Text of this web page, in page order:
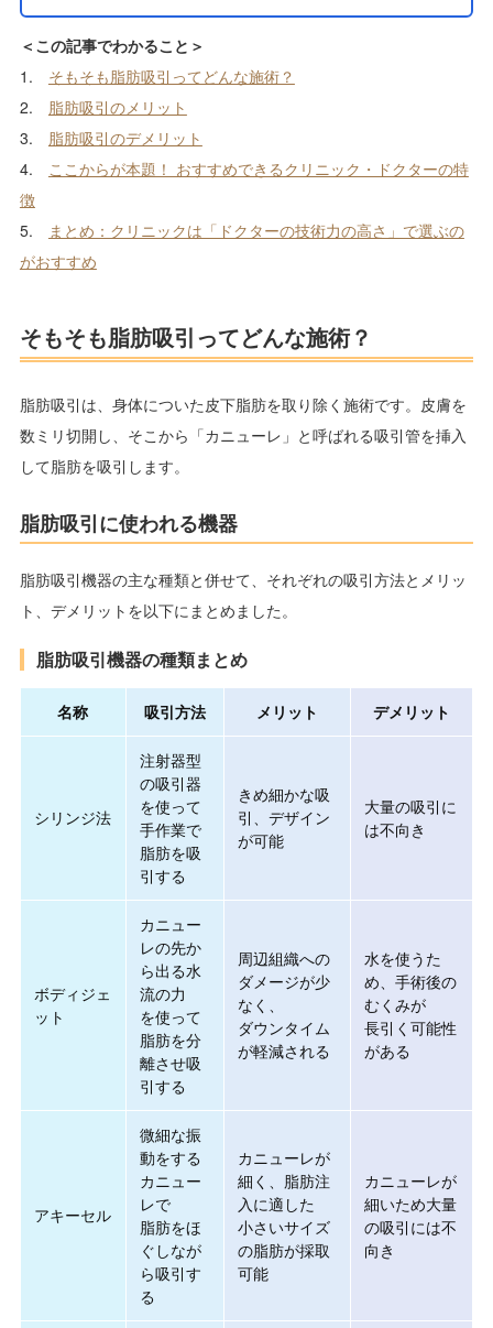
2015年
THE CLINIC 東京院 就任
2016年
モッズクリニック 開院
日本美容外科学会会員
コンデンスリッチファット(CRF)療法認定医
VASER Lipo認定医
＜この記事でわかること＞
1. そもそも脂肪吸引ってどんな施術？
2. 脂肪吸引のメリット
3. 脂肪吸引のデメリット
4. ここからが本題！ おすすめできるクリニック・ドクターの特
徴
5.
まとめ：クリニックは「ドクターの技術力の高さ」で選ぶの
がおすすめ
そもそも脂肪吸引ってどんな施術？
脂肪吸引は、身体についた皮下脂肪を取り除く施術です。皮膚を
数ミリ切開し、そこから「カニューレ」と呼ばれる吸引管を挿入
して脂肪を吸引します。
脂肪吸引に使われる機器
脂肪吸引機器の主な種類と併せて、それぞれの吸引方法とメリッ
ト、デメリットを以下にまとめました。
脂肪吸引機器の種類まとめ
名称 吸引方法 メリット デメリット
シリンジ法
注射器型
の吸引器
を使って
手作業で
脂肪を吸
引する
きめ細かな吸
引、デザイン
が可能
大量の吸引に
は不向き
ボディジェ
ット
カニュー
レの先か
ら出る水
流の力
を使って
脂肪を分
離させ吸
引する
周辺組織への
ダメージが少
なく、
ダウンタイム
が軽減される
水を使うた
め、手術後の
むくみが
長引く可能性
がある
アキーセル
微細な振
動をする
カニュー
レで
脂肪をほ
ぐしなが
ら吸引す
る
カニューレが
細く、脂肪注
入に適した
小さいサイズ
の脂肪が採取
可能
カニューレが
細いため大量
の吸引には不
向き